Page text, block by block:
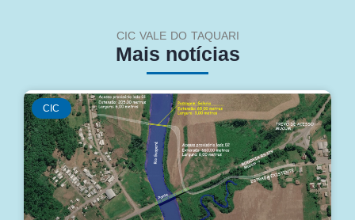
CIC VALE DO TAQUARI
Mais notícias
CIC